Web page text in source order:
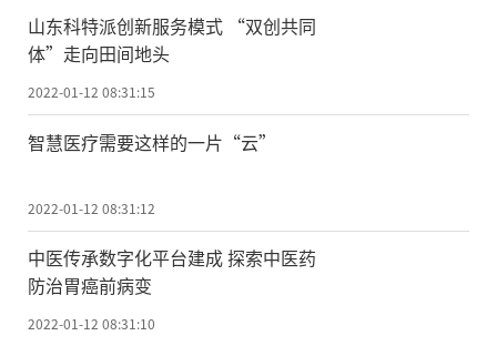
山东科特派创新服务模式 “双创共同
体”走向田间地头
2022-01-12 08:31:15
智慧医疗需要这样的一片“云”
2022-01-12 08:31:12
中医传承数字化平台建成 探索中医药
防治胃癌前病变
2022-01-12 08:31:10